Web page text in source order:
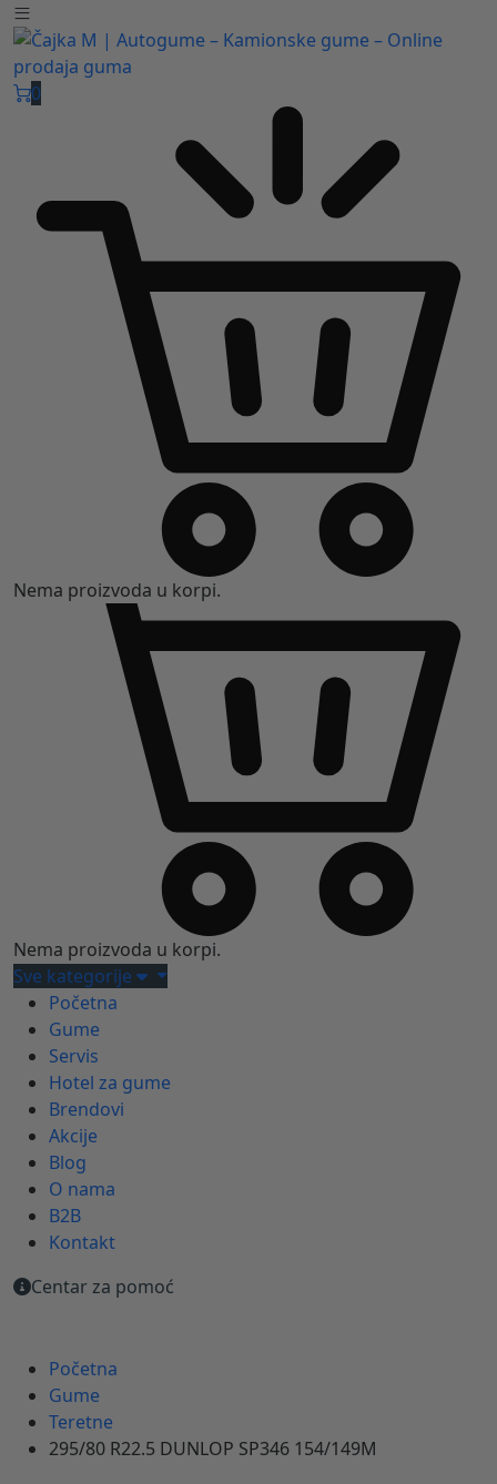
Online prodaja guma
B2B
|
KAKO DO NAS
Nema proizvoda u korpi.
Sve kategorije
Početna
Gume
Servis
Hotel za gume
Brendovi
Akcije
Blog
O nama
B2B
Kontakt
Centar za pomoć
0
Nema proizvoda u korpi.
Početna
Gume
Teretne
295/80 R22.5 DUNLOP SP346 154/149M